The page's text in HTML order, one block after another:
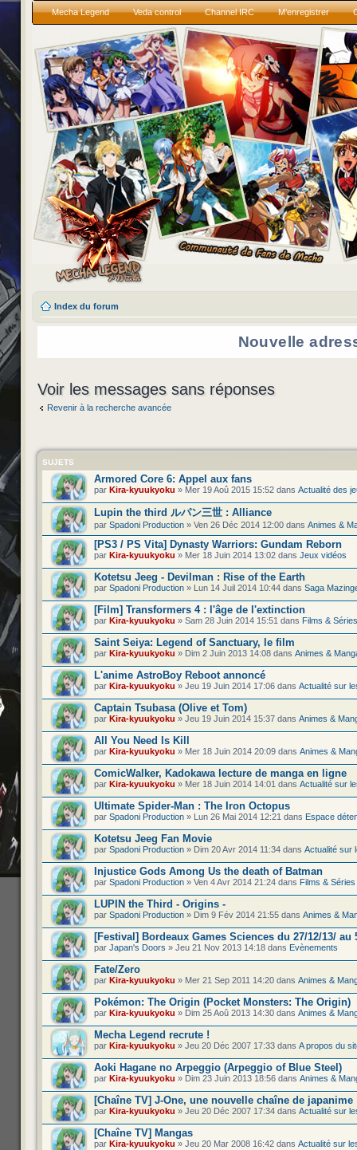
Mecha Legend Veda control Channel IRC M’enregistrer
Index du forum
Nouvelle
Voir les messages sans réponses
Revenir à la recherche avancée
SUJETS
Armored Core 6: Appel aux fans
par Kira-kyuukyoku » Mer 19 Aoû 2015 15:52 dans Actualité des
Lupin the third ルパン三世 : Alliance
par Spadoni Production » Ven 26 Déc 2014 12:00 dans Animes &
[PS3 / PS Vita] Dynasty Warriors: Gundam Reborn
par Kira-kyuukyoku » Mer 18 Juin 2014 13:02 dans Jeux vidéos
Kotetsu Jeeg - Devilman : Rise of the Earth
par Spadoni Production » Lun 14 Juil 2014 10:44 dans Saga
[Film] Transformers 4 : l'âge de l'extinction
par Kira-kyuukyoku » Sam 28 Juin 2014 15:51 dans Films &
Saint Seiya: Legend of Sanctuary, le film
par Kira-kyuukyoku » Dim 2 Juin 2013 14:08 dans Animes &
L'anime AstroBoy Reboot annoncé
par Kira-kyuukyoku » Jeu 19 Juin 2014 17:06 dans Actualité sur
Captain Tsubasa (Olive et Tom)
par Kira-kyuukyoku » Jeu 19 Juin 2014 15:37 dans Animes &
All You Need Is Kill
par Kira-kyuukyoku » Mer 18 Juin 2014 20:09 dans Animes &
ComicWalker, Kadokawa lecture de manga en ligne
par Kira-kyuukyoku » Mer 18 Juin 2014 14:01 dans Actualité sur
Ultimate Spider-Man : The Iron Octopus
par Spadoni Production » Lun 26 Mai 2014 12:21 dans Espace
Kotetsu Jeeg Fan Movie
par Spadoni Production » Dim 20 Avr 2014 11:34 dans Actualité sur
Injustice Gods Among Us the death of Batman
par Spadoni Production » Ven 4 Avr 2014 21:24 dans Films &
LUPIN the Third - Origins -
par Spadoni Production » Dim 9 Fév 2014 21:55 dans Animes &
[Festival] Bordeaux Games Sciences du 27/12/13/ au
par Japan's Doors » Jeu 21 Nov 2013 14:18 dans Evènements
Fate/Zero
par Kira-kyuukyoku » Mer 21 Sep 2011 14:20 dans Animes &
Pokémon: The Origin (Pocket Monsters: The Origin)
par Kira-kyuukyoku » Dim 25 Aoû 2013 14:30 dans Animes &
Mecha Legend recrute !
par Kira-kyuukyoku » Jeu 20 Déc 2007 17:33 dans A propos du
Aoki Hagane no Arpeggio (Arpeggio of Blue Steel)
par Kira-kyuukyoku » Dim 23 Juin 2013 18:56 dans Animes &
[Chaîne TV] J-One, une nouvelle chaîne de japanime
par Kira-kyuukyoku » Jeu 20 Déc 2007 17:34 dans Actualité sur
[Chaîne TV] Mangas
par Kira-kyuukyoku » Jeu 20 Mar 2008 16:42 dans Actualité sur